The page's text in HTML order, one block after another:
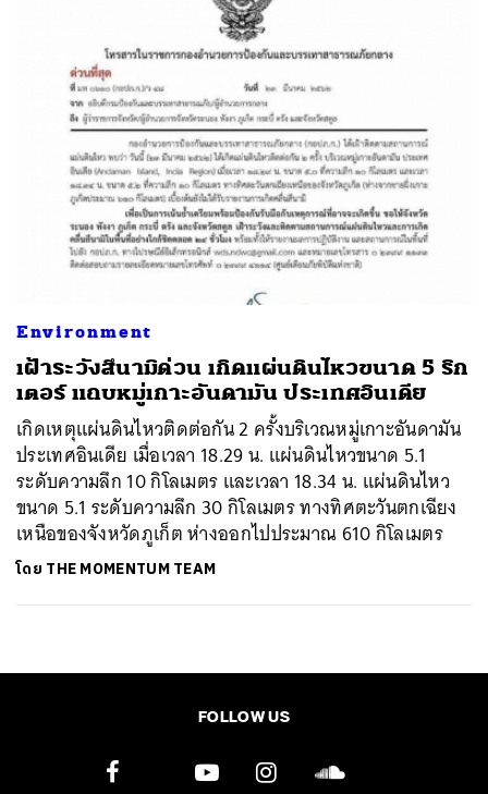
Environment
เฝ้าระวังสึนามิด่วน เกิดแผ่นดินไหวขนาด 5 ริก
เตอร์ แถบหมู่เกาะอันดามัน ประเทศอินเดีย
เกิดเหตุแผ่นดินไหวติดต่อกัน 2 ครั้งบริเวณหมู่เกาะอันดามัน
ประเทศอินเดีย เมื่อเวลา 18.29 น. แผ่นดินไหวขนาด 5.1
ระดับความลึก 10 กิโลเมตร และเวลา 18.34 น. แผ่นดินไหว
ขนาด 5.1 ระดับความลึก 30 กิโลเมตร ทางทิศตะวันตกเฉียง
เหนือของจังหวัดภูเก็ต ห่างออกไปประมาณ 610 กิโลเมตร
โดย THE MOMENTUM TEAM
FOLLOW US